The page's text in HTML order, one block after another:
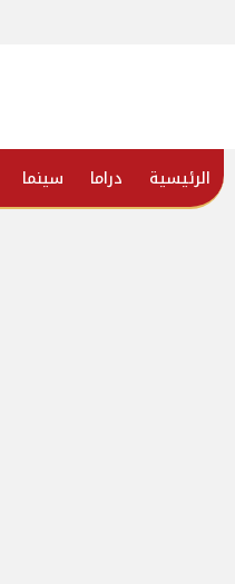
الرئيسية دراما سينما